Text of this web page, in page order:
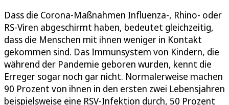
Dass die Corona-Maßnahmen Influenza-, Rhino- oder
RS‑Viren abgeschirmt haben, bedeutet gleichzeitig,
dass die Menschen mit ihnen weniger in Kontakt
gekommen sind. Das Immunsystem von Kindern, die
während der Pandemie geboren wurden, kennt die
Erreger sogar noch gar nicht. Normalerweise machen
90 Prozent von ihnen in den ersten zwei Lebensjahren
beispielsweise eine RSV-Infektion durch, 50 Prozent